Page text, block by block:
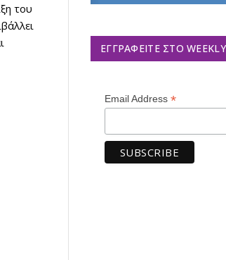
του
ΕΓΓΡΑΦΕΊΤΕ ΣΤΟ
Email Address *